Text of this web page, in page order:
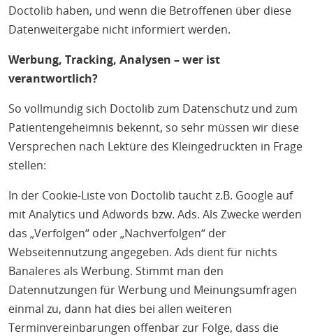
Doctolib haben, und wenn die Betroffenen über diese
Datenweitergabe nicht informiert werden.
Werbung, Tracking, Analysen – wer ist
verantwortlich?
So vollmundig sich Doctolib zum Datenschutz und zum
Patientengeheimnis bekennt, so sehr müssen wir diese
Versprechen nach Lektüre des Kleingedruckten in Frage
stellen:
In der Cookie-Liste von Doctolib taucht z.B. Google auf
mit Analytics und Adwords bzw. Ads. Als Zwecke werden
das „Verfolgen“ oder „Nachverfolgen“ der
Webseitennutzung angegeben. Ads dient für nichts
Banaleres als Werbung. Stimmt man den
Datennutzungen für Werbung und Meinungsumfragen
einmal zu, dann hat dies bei allen weiteren
Terminvereinbarungen offenbar zur Folge, dass die